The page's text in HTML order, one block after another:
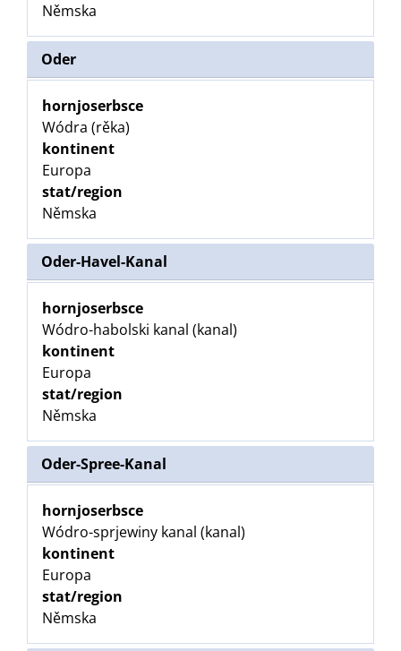
Němska
Oder
hornjoserbsce
Wódra (rěka)
kontinent
Europa
stat/region
Němska
Oder-Havel-Kanal
hornjoserbsce
Wódro-habolski kanal (kanal)
kontinent
Europa
stat/region
Němska
Oder-Spree-Kanal
hornjoserbsce
Wódro-sprjewiny kanal (kanal)
kontinent
Europa
stat/region
Němska